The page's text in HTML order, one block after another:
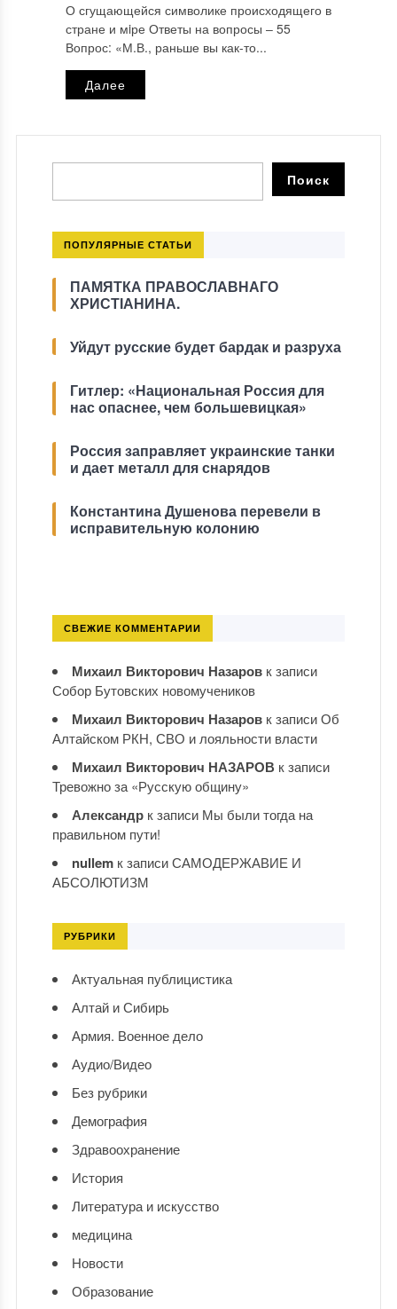
О сгущающейся символике происходящего в
стране и мiре Ответы на вопросы ‒ 55
Вопрос: «М.В., раньше вы как-то...
Далее
ПОПУЛЯРНЫЕ СТАТЬИ
ПАМЯТКА ПРАВОСЛАВНАГО
ХРИСТІАНИНА.
Уйдут русские будет бардак и разруха
Гитлер: «Национальная Россия для
нас опаснее, чем большевицкая»
Россия заправляет украинские танки
и дает металл для снарядов
Константина Душенова перевели в
исправительную колонию
СВЕЖИЕ КОММЕНТАРИИ
Михаил Викторович Назаровк записи
Собор Бутовских новомучеников
Михаил Викторович Назаровк записиОб
Алтайском РКН, СВО и лояльности власти
Михаил Викторович НАЗАРОВ к записи
Тревожно за «Русскую общину»
Александрк записи Мы были тогда на
правильном пути!
nullemк записиСАМОДЕРЖАВИЕ И
АБСОЛЮТИЗМ
РУБРИКИ
Актуальная публицистика
Алтай и Сибирь
Армия. Военное дело
Аудио/Видео
Без рубрики
Демография
Здравоохранение
История
Литература и искусство
медицина
Новости
Образование